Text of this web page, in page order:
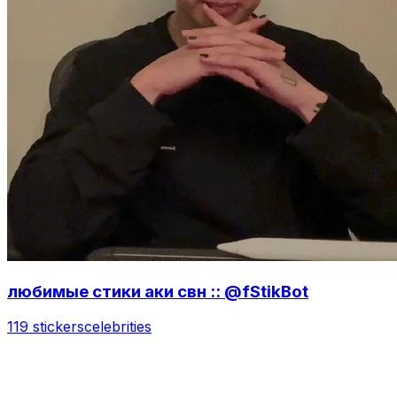
любимые стики аки свн :: @fStikBot
119 stickerscelebrities